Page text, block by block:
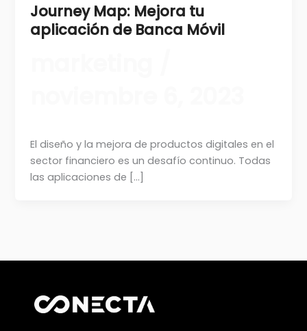
Journey Map: Mejora tu
aplicación de Banca Móvil
El diseño y la mejora de productos digitales en el
sector financiero es un desafío continuo. Todas
las aplicaciones de […]